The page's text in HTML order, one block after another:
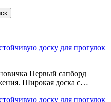
доску для прогулок
Первый сапборд
Широкая доска с…
доску для прогулок